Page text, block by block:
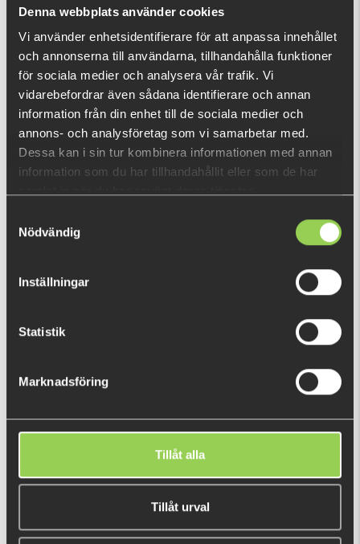
Denna webbplats använder cookies
Vi använder enhetsidentifierare för att anpassa innehållet
och annonserna till användarna, tillhandahålla funktioner
för sociala medier och analysera vår trafik. Vi
vidarebefordrar även sådana identifierare och annan
information från din enhet till de sociala medier och
annons- och analysföretag som vi samarbetar med.
Dessa kan i sin tur kombinera informationen med annan
information som du har tillhandahållit eller som de har
Nödvändig
Inställningar
Statistik
Marknadsföring
Tillåt alla
Tillåt urval
Vad är detta?
DU TITTADE NYLIGEN PÅ
POPULÄRA PRODUKTER